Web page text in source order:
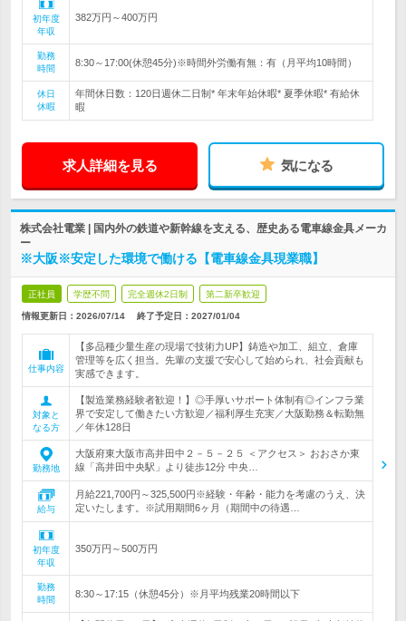
初年度
年収
382万円～400万円
勤務
時間
8:30～17:00(休憩45分)※時間外労働有無：有（月平均10時間）
休日
休暇
年間休日数：120日週休二日制* 年末年始休暇* 夏季休暇* 有給休
暇
求人詳細を見る 気になる
株式会社電業 | 国内外の鉄道や新幹線を支える、歴史ある電車線金具メーカ
ー
※大阪※安定した環境で働ける【電車線金具現業職】
正社員 学歴不問 完全週休2日制 第二新卒歓迎
情報更新日：2026/07/14 終了予定日： 2027/01/04
仕事内容
【多品種少量生産の現場で技術力UP】鋳造や加工、組立、倉庫
管理等を広く担当。先輩の支援で安心して始められ、社会貢献も
実感できます。
対象と
なる方
【製造業務経験者歓迎！】◎手厚いサポート体制有◎インフラ業
界で安定して働きたい方歓迎／福利厚生充実／大阪勤務＆転勤無
／年休128日
勤務地
大阪府東大阪市高井田中２－５－２５ ＜アクセス＞ おおさか東
線「高井田中央駅」より徒歩12分 中央…
給与
月給221,700円～325,500円※経験・年齢・能力を考慮のうえ、決
定いたします。※試用期間6ヶ月（期間中の待遇…
初年度
年収
350万円～500万円
勤務
時間
8:30～17:15（休憩45分）※月平均残業20時間以下